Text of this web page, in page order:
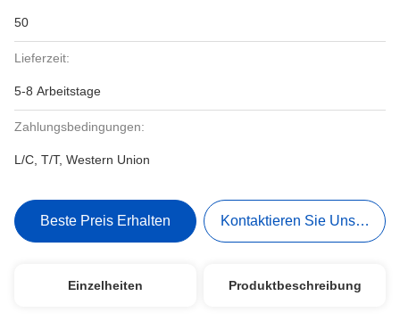
50
Lieferzeit:
5-8 Arbeitstage
Zahlungsbedingungen:
L/C, T/T, Western Union
Beste Preis Erhalten Kontaktieren Sie Uns Jetzt
Einzelheiten Produktbeschreibung